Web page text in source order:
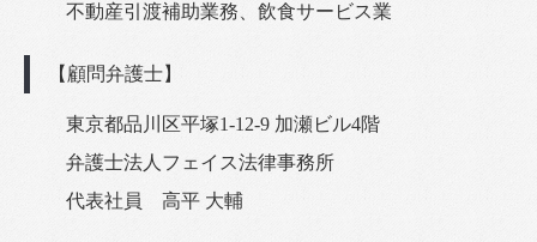
不動産引渡補助業務、飲食サービス業
【顧問弁護士】
東京都品川区平塚1-12-9 加瀬ビル4階
弁護士法人フェイス法律事務所
代表社員 高平 大輔